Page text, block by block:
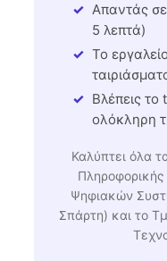
Απαντάς
5 λεπτά)
Το
Βλέπεις
ολόκληρη
Καλύπτει όλα
Ψηφιακών
Σπάρτη) και το